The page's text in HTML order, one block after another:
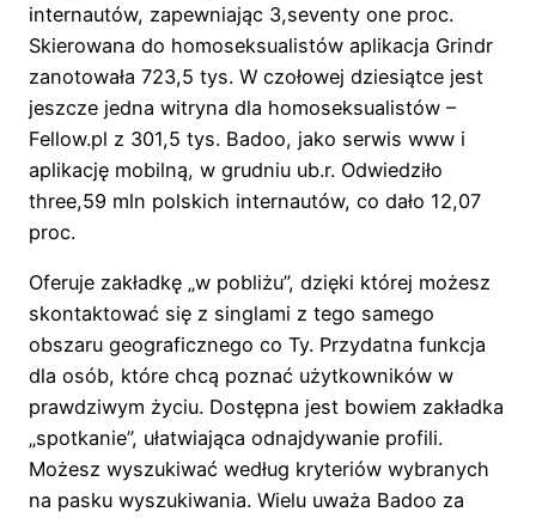
internautów, zapewniając 3,seventy one proc.
Skierowana do homoseksualistów aplikacja Grindr
zanotowała 723,5 tys. W czołowej dziesiątce jest
jeszcze jedna witryna dla homoseksualistów –
Fellow.pl z 301,5 tys. Badoo, jako serwis www i
aplikację mobilną, w grudniu ub.r. Odwiedziło
three,59 mln polskich internautów, co dało 12,07
proc.
Oferuje zakładkę „w pobliżu”, dzięki której możesz
skontaktować się z singlami z tego samego
obszaru geograficznego co Ty. Przydatna funkcja
dla osób, które chcą poznać użytkowników w
prawdziwym życiu. Dostępna jest bowiem zakładka
„spotkanie”, ułatwiająca odnajdywanie profili.
Możesz wyszukiwać według kryteriów wybranych
na pasku wyszukiwania. Wielu uważa Badoo za